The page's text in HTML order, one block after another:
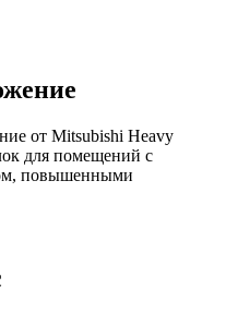
от Mitsubishi Heavy
для помещений с
повышенными